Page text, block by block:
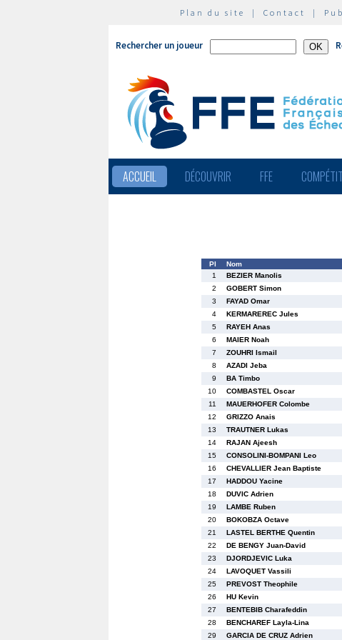
Plan du site | Contact |
Rechercher un joueur
ACCUEIL DÉCOUVRIR FFE
Pl Nom
1
BEZIER Manolis
2
GOBERT Simon
3
FAYAD Omar
4
KERMAREREC Jules
5
RAYEH Anas
6
MAIER Noah
7
ZOUHRI Ismail
8
AZADI Jeba
9
BA Timbo
10
COMBASTEL Oscar
11
MAUERHOFER Colombe
12
GRIZZO Anais
13
TRAUTNER Lukas
14
RAJAN Ajeesh
15
CONSOLINI-BOMPANI Leo
16
CHEVALLIER Jean Baptiste
17
HADDOU Yacine
18
DUVIC Adrien
19
LAMBE Ruben
20
BOKOBZA Octave
21
LASTEL BERTHE Quentin
22
DE BENGY Juan-David
23
DJORDJEVIC Luka
24
LAVOQUET Vassili
25
PREVOST Theophile
26
HU Kevin
27
BENTEBIB Charafeddin
28
BENCHAREF Layla-Lina
29
GARCIA DE CRUZ Adrien